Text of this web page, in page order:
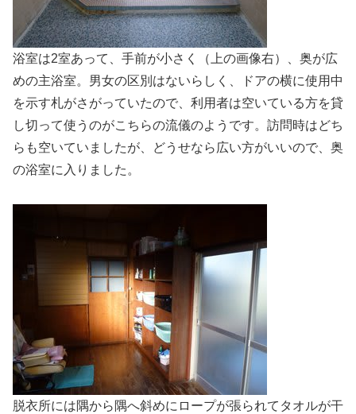
浴室は2室あって、手前が小さく（上の画像右）、奥が広
めの主浴室。男女の区別はないらしく、ドアの横に使用中
を示す札がさがっていたので、利用者は空いている方を貸
し切って使うのがこちらの流儀のようです。訪問時はどち
らも空いていましたが、どうせなら広い方がいいので、奥
の浴室に入りました。
脱衣所には隅から隅へ斜めにロープが張られてタオルが干